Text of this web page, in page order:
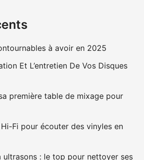
à avoir en 2025
Et L’entretien De Vos Disques
première table de mixage pour
Fi pour écouter des vinyles en
ultrasons : le top pour nettoyer ses